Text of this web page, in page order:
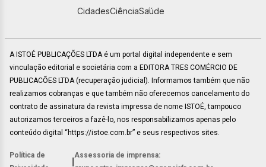
CidadesCiênciaSaúde
A ISTOÉ PUBLICAÇÕES LTDA é um portal digital independente e sem
vinculação editorial e societária com a EDITORA TRES COMÉRCIO DE
PUBLICACÕES LTDA (recuperação judicial). Informamos também que não
realizamos cobranças e que também não oferecemos cancelamento do
contrato de assinatura da revista impressa de nome ISTOÉ, tampouco
autorizamos terceiros a fazê-lo, nos responsabilizamos apenas pelo
conteúdo digital “https://istoe.com.br” e seus respectivos sites.
Política de
Assessoria de imprensa: